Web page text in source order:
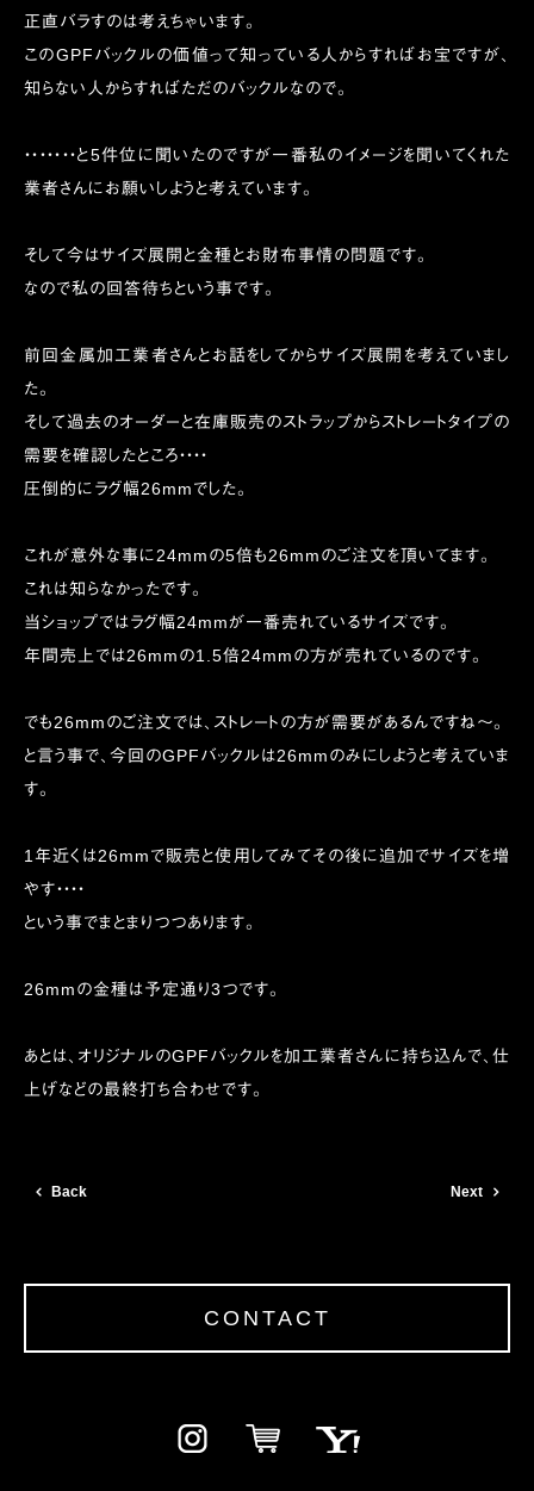
正直バラすのは考えちゃいます。
このGPFバックルの価値って知っている人からすればお宝ですが、
知らない人からすればただのバックルなので。
・・・・・・・と5件位に聞いたのですが一番私のイメージを聞いてくれた
業者さんにお願いしようと考えています。
そして今はサイズ展開と金種とお財布事情の問題です。
なので私の回答待ちという事です。
前回金属加工業者さんとお話をしてからサイズ展開を考えていまし
た。
そして過去のオーダーと在庫販売のストラップからストレートタイプの
需要を確認したところ・・・・
圧倒的にラグ幅26mmでした。
これが意外な事に24mmの5倍も26mmのご注文を頂いてます。
これは知らなかったです。
当ショップではラグ幅24mmが一番売れているサイズです。
年間売上では26mmの1.5倍24mmの方が売れているのです。
でも26mmのご注文では、ストレートの方が需要があるんですね〜。
と言う事で、今回のGPFバックルは26mmのみにしようと考えていま
す。
1年近くは26mmで販売と使用してみてその後に追加でサイズを増
やす・・・・
という事でまとまりつつあります。
26mmの金種は予定通り3つです。
あとは、オリジナルのGPFバックルを加工業者さんに持ち込んで、仕
上げなどの最終打ち合わせです。
Back Next
CONTACT